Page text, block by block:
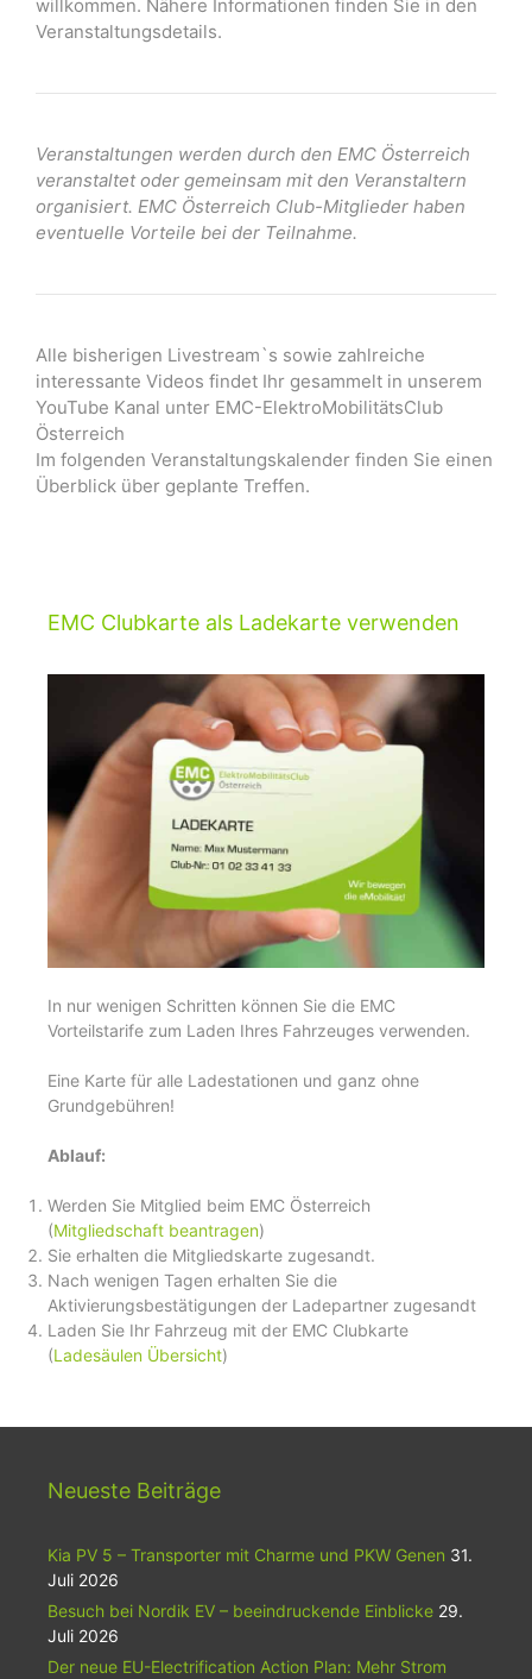
willkommen. Nähere Informationen finden Sie in den
Veranstaltungsdetails.
Veranstaltungen werden durch den EMC Österreich
veranstaltet oder gemeinsam mit den Veranstaltern
organisiert. EMC Österreich Club-Mitglieder haben
eventuelle Vorteile bei der Teilnahme.
Alle bisherigen Livestream`s sowie zahlreiche
interessante Videos findet Ihr gesammelt in unserem
YouTube Kanal unter EMC-ElektroMobilitätsClub
Österreich
Im folgenden Veranstaltungskalender finden Sie einen
Überblick über geplante Treffen.
EMC Clubkarte als Ladekarte verwenden
In nur wenigen Schritten können Sie die EMC
Vorteilstarife zum Laden Ihres Fahrzeuges verwenden.
Eine Karte für alle Ladestationen und ganz ohne
Grundgebühren!
Ablauf:
Werden Sie Mitglied beim EMC Österreich
(Mitgliedschaft beantragen)
Sie erhalten die Mitgliedskarte zugesandt.
Nach wenigen Tagen erhalten Sie die
Aktivierungsbestätigungen der Ladepartner zugesandt
Laden Sie Ihr Fahrzeug mit der EMC Clubkarte
(Ladesäulen Übersicht)
Neueste Beiträge
Kia PV 5 – Transporter mit Charme und PKW Genen 31.
Juli 2026
Besuch bei Nordik EV – beeindruckende Einblicke 29.
Juli 2026
Der neue EU-Electrification Action Plan: Mehr Strom